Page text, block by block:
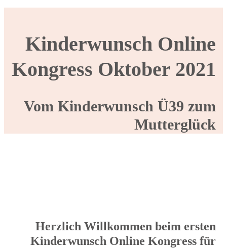
Kinderwunsch Online
Kongress Oktober 2021
Vom Kinderwunsch Ü39 zum
Mutterglück
Herzlich Willkommen beim ersten
Kinderwunsch Online Kongress für